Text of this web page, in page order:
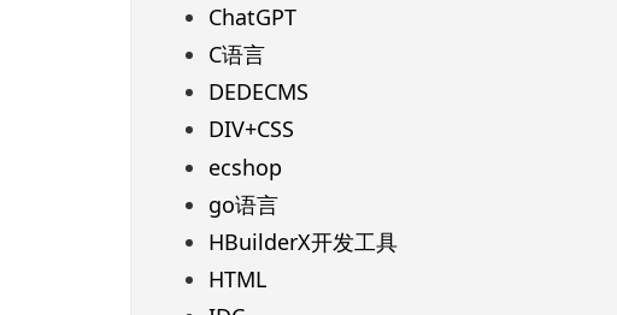
ChatGPT
C语言
DEDECMS
DIV+CSS
ecshop
go语言
HBuilderX开发工具
HTML